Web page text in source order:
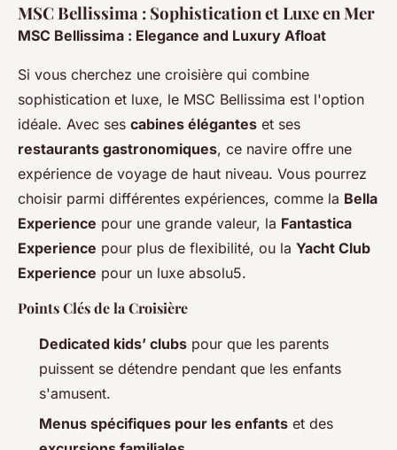
MSC Bellissima : Sophistication et Luxe en Mer
MSC Bellissima : Elegance and Luxury Afloat
Si vous cherchez une croisière qui combine
sophistication et luxe, le MSC Bellissima est l'option
idéale. Avec ses cabines élégantes et ses
restaurants gastronomiques, ce navire offre une
expérience de voyage de haut niveau. Vous pourrez
choisir parmi différentes expériences, comme la Bella
Experience pour une grande valeur, la Fantastica
Experience pour plus de flexibilité, ou la Yacht Club
Experience pour un luxe absolu5.
Points Clés de la Croisière
Dedicated kids’ clubs pour que les parents
puissent se détendre pendant que les enfants
s'amusent.
Menus spécifiques pour les enfants et des